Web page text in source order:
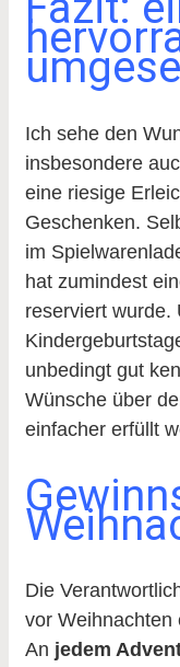
Ich sehe den
insbesondere
eine riesige
Geschenken.
im
hat zumindest
reserviert wurde.
unbedingt gut
Wünsche über
einfacher erfüllt
Die
vor Weihnachten
An jedem